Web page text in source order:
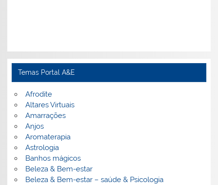
Temas Portal A&E
Afrodite
Altares Virtuais
Amarrações
Anjos
Aromaterapia
Astrologia
Banhos mágicos
Beleza & Bem-estar
Beleza & Bem-estar – saúde & Psicologia